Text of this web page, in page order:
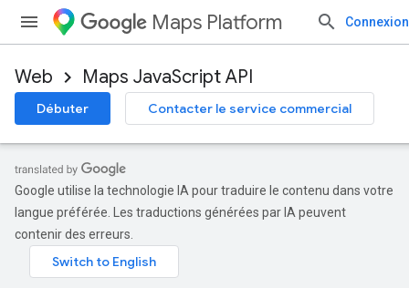
Maps Platform Connexion
Web Maps JavaScript API
Débuter Contacter le service commercial
Google utilise la technologie IA pour traduire le contenu dans votre
langue préférée. Les traductions générées par IA peuvent
contenir des erreurs.